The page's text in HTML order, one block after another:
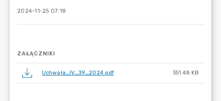
2024-11-25 07:18
ZAŁĄCZNIKI
Uchwała_IV_39_2024.pdf 351.48 KB